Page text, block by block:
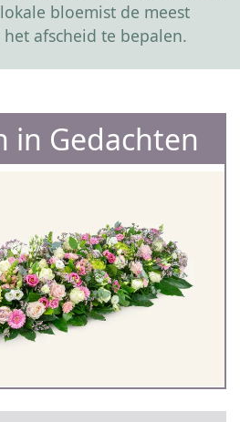
bloemist de meest
afscheid te bepalen.
in Gedachten